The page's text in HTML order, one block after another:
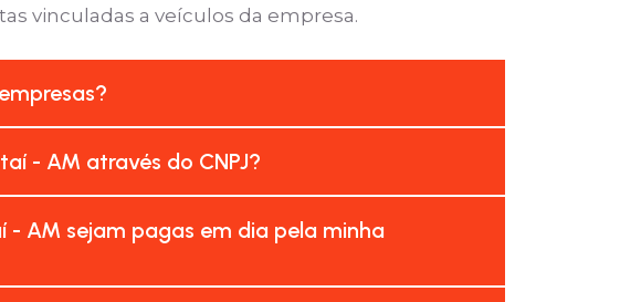
vinculadas a veículos da empresa.
- AM através do CNPJ?
AM sejam pagas em dia pela minha